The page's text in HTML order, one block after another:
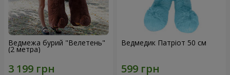
Ведмежа бурий "Велетень"
(2 метра)
Ведмедик Патріот 50 см